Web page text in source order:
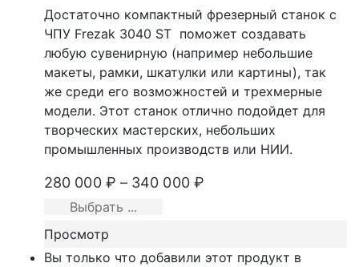
Достаточно компактный фрезерный станок с
ЧПУ Frezak 3040 ST поможет создавать
любую сувенирную (например небольшие
макеты, рамки, шкатулки или картины), так
же среди его возможностей и трехмерные
модели. Этот станок отлично подойдет для
творческих мастерских, небольших
промышленных производств или НИИ.
280 000 ₽ – 340 000 ₽
Выбрать ...
Просмотр
Вы только что добавили этот продукт в